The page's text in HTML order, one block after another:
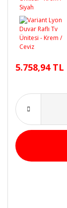
5.758,94 TL